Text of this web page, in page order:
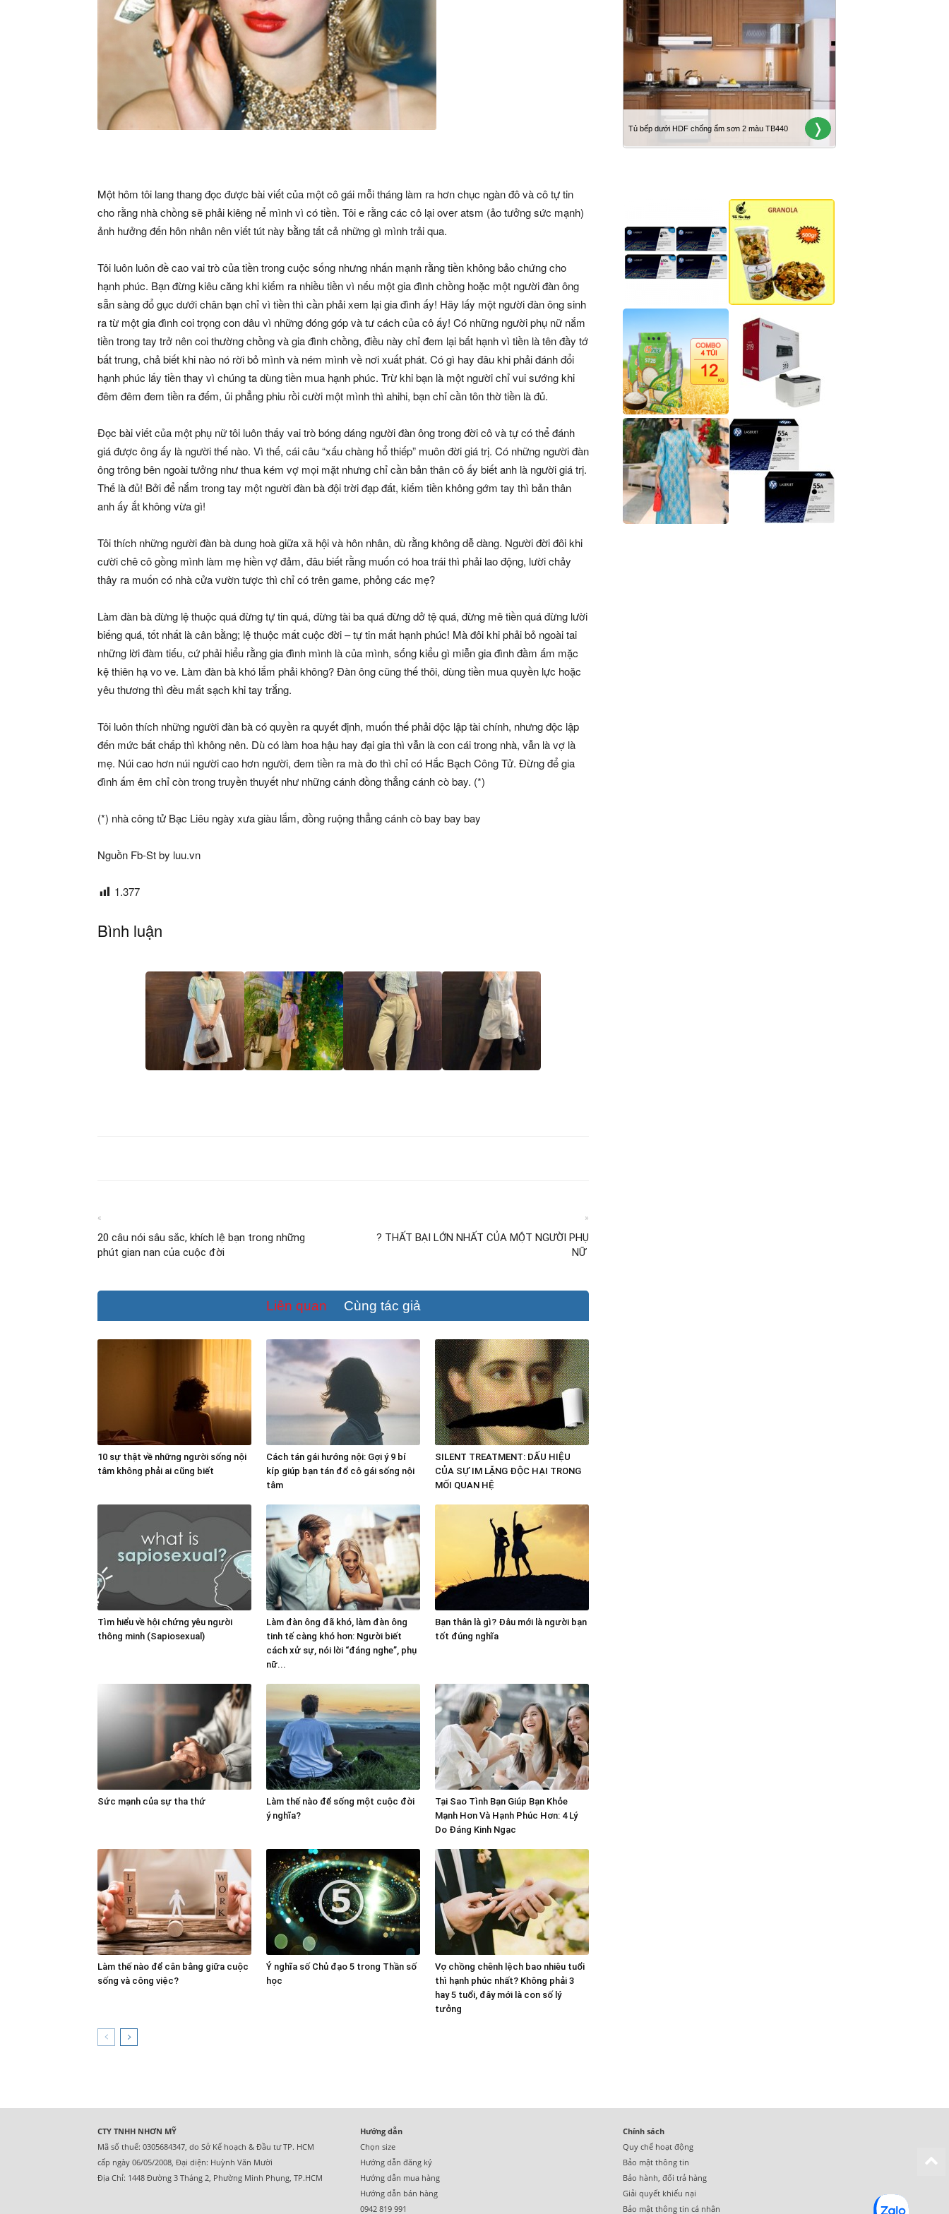
Một hôm tôi lang thang đọc được bài viết của một cô gái mỗi tháng làm ra hơn chục ngàn đô và cô tự tin
cho rằng nhà chồng sẽ phải kiêng nể mình vì có tiền. Tôi e rằng các cô lại over atsm (ảo tưởng sức mạnh)
ảnh hưởng đến hôn nhân nên viết tút này bằng tất cả những gì mình trải qua.
Tôi luôn luôn đề cao vai trò của tiền trong cuộc sống nhưng nhấn mạnh rằng tiền không bảo chứng cho
hạnh phúc. Bạn đừng kiêu căng khi kiếm ra nhiều tiền vì nếu một gia đình chồng hoặc một người đàn ông
sẵn sàng đổ gục dưới chân bạn chỉ vì tiền thì cần phải xem lại gia đình ấy! Hãy lấy một người đàn ông sinh
ra từ một gia đình coi trọng con dâu vì những đóng góp và tư cách của cô ấy! Có những người phụ nữ nắm
tiền trong tay trở nên coi thường chồng và gia đình chồng, điều này chỉ đem lại bất hạnh vì tiền là tên đầy tớ
bất trung, chả biết khi nào nó rời bỏ mình và ném mình về nơi xuất phát. Có gì hay đâu khi phải đánh đổi
hạnh phúc lấy tiền thay vì chúng ta dùng tiền mua hạnh phúc. Trừ khi bạn là một người chỉ vui sướng khi
đêm đêm đem tiền ra đếm, ủi phẳng phiu rồi cười một mình thì ahihi, bạn chỉ cần tôn thờ tiền là đủ.
Đọc bài viết của một phụ nữ tôi luôn thấy vai trò bóng dáng người đàn ông trong đời cô và tự có thể đánh
giá được ông ấy là người thế nào. Vì thế, cái câu “xấu chàng hổ thiếp” muôn đời giá trị. Có những người đàn
ông trông bên ngoài tưởng như thua kém vợ mọi mặt nhưng chỉ cần bản thân cô ấy biết anh là người giá trị.
Thế là đủ! Bởi để nắm trong tay một người đàn bà đội trời đạp đất, kiếm tiền không gớm tay thì bản thân
anh ấy ắt không vừa gì!
Tôi thích những người đàn bà dung hoà giữa xã hội và hôn nhân, dù rằng không dễ dàng. Người đời đôi khi
cười chê cô gồng mình làm mẹ hiền vợ đảm, đâu biết rằng muốn có hoa trái thì phải lao động, lười chảy
thây ra muốn có nhà cửa vườn tược thì chỉ có trên game, phỏng các mẹ?
Làm đàn bà đừng lệ thuộc quá đừng tự tin quá, đừng tài ba quá đừng dở tệ quá, đừng mê tiền quá đừng lười
biếng quá, tốt nhất là cân bằng; lệ thuộc mất cuộc đời – tự tin mất hạnh phúc! Mà đôi khi phải bỏ ngoài tai
những lời đàm tiếu, cứ phải hiểu rằng gia đình mình là của mình, sống kiểu gì miễn gia đình đầm ấm mặc
kệ thiên hạ vo ve. Làm đàn bà khó lắm phải không? Đàn ông cũng thế thôi, dùng tiền mua quyền lực hoặc
yêu thương thì đều mất sạch khi tay trắng.
Tôi luôn thích những người đàn bà có quyền ra quyết định, muốn thế phải độc lập tài chính, nhưng độc lập
đến mức bất chấp thì không nên. Dù có làm hoa hậu hay đại gia thì vẫn là con cái trong nhà, vẫn là vợ là
mẹ. Núi cao hơn núi người cao hơn người, đem tiền ra mà đo thì chỉ có Hắc Bạch Công Tử. Đừng để gia
đình ấm êm chỉ còn trong truyền thuyết như những cánh đồng thẳng cánh cò bay. (*)
(*) nhà công tử Bạc Liêu ngày xưa giàu lắm, đồng ruộng thẳng cánh cò bay bay bay
Nguồn Fb-St by luu.vn
1.377
Bình luận
«
20 câu nói sâu sắc, khích lệ bạn trong những
phút gian nan của cuộc đời
»
? THẤT BẠI LỚN NHẤT CỦA MỘT NGƯỜI PHỤ
NỮ
Liên quan Cùng tác giả
10 sự thật về những người sống nội
tâm không phải ai cũng biết
Cách tán gái hướng nội: Gợi ý 9 bí
kíp giúp bạn tán đổ cô gái sống nội
tâm
SILENT TREATMENT: DẤU HIỆU
CỦA SỰ IM LẶNG ĐỘC HẠI TRONG
MỐI QUAN HỆ
Tìm hiểu về hội chứng yêu người
thông minh (Sapiosexual)
Làm đàn ông đã khó, làm đàn ông
tinh tế càng khó hơn: Người biết
cách xử sự, nói lời “đáng nghe”, phụ
nữ...
Bạn thân là gì? Đâu mới là người bạn
tốt đúng nghĩa
Sức mạnh của sự tha thứ
Làm thế nào để sống một cuộc đời
ý nghĩa?
Tại Sao Tình Bạn Giúp Bạn Khỏe
Mạnh Hơn Và Hạnh Phúc Hơn: 4 Lý
Do Đáng Kinh Ngạc
Làm thế nào để cân bằng giữa cuộc
sống và công việc?
Ý nghĩa số Chủ đạo 5 trong Thần số
học
Vợ chồng chênh lệch bao nhiêu tuổi
thì hạnh phúc nhất? Không phải 3
hay 5 tuổi, đây mới là con số lý
tưởng
CTY TNHH NHƠN MỸ
Mã số thuế: 0305684347, do Sở Kế hoạch & Đầu tư TP. HCM
cấp ngày 06/05/2008, Đại diện: Huỳnh Văn Mười
Địa Chỉ: 1448 Đường 3 Tháng 2, Phường Minh Phụng, TP.HCM
Hướng dẫn
Chọn size
Hướng dẫn đăng ký
Hướng dẫn mua hàng
Hướng dẫn bán hàng
0942 819 991
Chính sách
Quy chế hoạt động
Bảo mật thông tin
Bảo hành, đổi trả hàng
Giải quyết khiếu nại
Bảo mật thông tin cá nhân